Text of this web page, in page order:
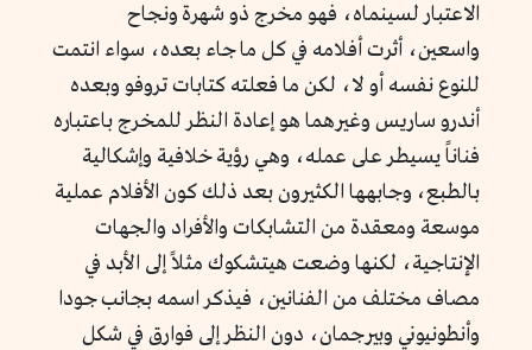
الاعتبار لسينماه، فهو مخرج ذو شهرة ونجاح
واسعين، أثرت أفلامه في كل ما جاء بعده، سواء انتمت
للنوع نفسه أو لا، لكن ما فعلته كتابات تروفو وبعده
أندرو ساريس وغيرهما هو إعادة النظر للمخرج باعتباره
فناناً يسيطر على عمله، وهي رؤية خلافية وإشكالية
بالطبع، وجابهها الكثيرون بعد ذلك كون الأفلام عملية
موسعة ومعقدة من التشابكات والأفراد والجهات
الإنتاجية، لكنها وضعت هيتشكوك مثلاً إلى الأبد في
مصاف مختلف من الفنانين، فيذكر اسمه بجانب جودا
وأنطونيوني وبيرجمان، دون النظر إلى فوارق في شكل